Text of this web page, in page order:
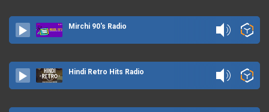
Mirchi 90's Radio
Hindi Retro Hits Radio